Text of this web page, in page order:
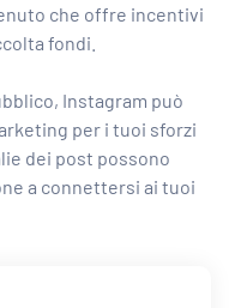
che offre incentivi
fondi.
Instagram può
per i tuoi sforzi
dei post possono
a connettersi ai tuoi